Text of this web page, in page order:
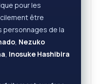
pour les
être
personnages de la
, Nezuko
, Inosuke Hashibira